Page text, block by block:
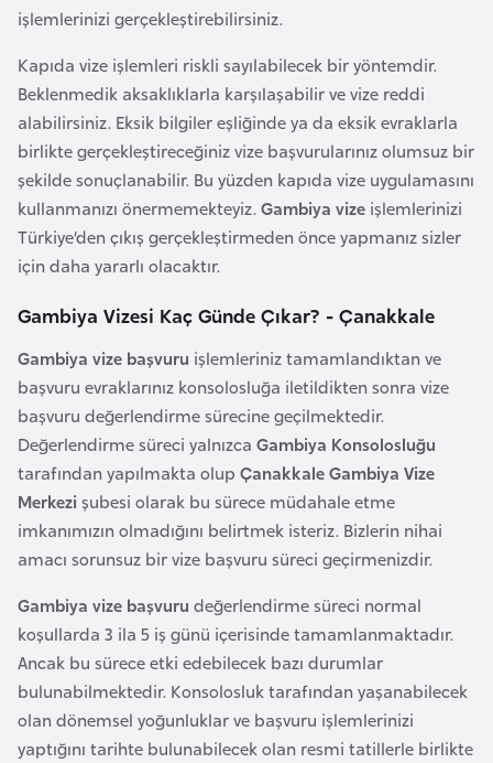
işlemlerinizi gerçekleştirebilirsiniz.
Kapıda vize işlemleri riskli sayılabilecek bir yöntemdir.
Beklenmedik aksaklıklarla karşılaşabilir ve vize reddi
alabilirsiniz. Eksik bilgiler eşliğinde ya da eksik evraklarla
birlikte gerçekleştireceğiniz vize başvurularınız olumsuz bir
şekilde sonuçlanabilir. Bu yüzden kapıda vize uygulamasını
kullanmanızı önermemekteyiz. Gambiya vize işlemlerinizi
Türkiye’den çıkış gerçekleştirmeden önce yapmanız sizler
için daha yararlı olacaktır.
Gambiya Vizesi Kaç Günde Çıkar? - Çanakkale
Gambiya vize başvuru işlemleriniz tamamlandıktan ve
başvuru evraklarınız konsolosluğa iletildikten sonra vize
başvuru değerlendirme sürecine geçilmektedir.
Değerlendirme süreci yalnızca Gambiya Konsolosluğu
tarafından yapılmakta olup Çanakkale Gambiya Vize
Merkezi şubesi olarak bu sürece müdahale etme
imkanımızın olmadığını belirtmek isteriz. Bizlerin nihai
amacı sorunsuz bir vize başvuru süreci geçirmenizdir.
Gambiya vize başvuru değerlendirme süreci normal
koşullarda 3 ila 5 iş günü içerisinde tamamlanmaktadır.
Ancak bu sürece etki edebilecek bazı durumlar
bulunabilmektedir. Konsolosluk tarafından yaşanabilecek
olan dönemsel yoğunluklar ve başvuru işlemlerinizi
yaptığını tarihte bulunabilecek olan resmi tatillerle birlikte
l
a
r
i
s
t
a
n
B
r
k
i
n
a
F
a
s
o
Ç
a
d